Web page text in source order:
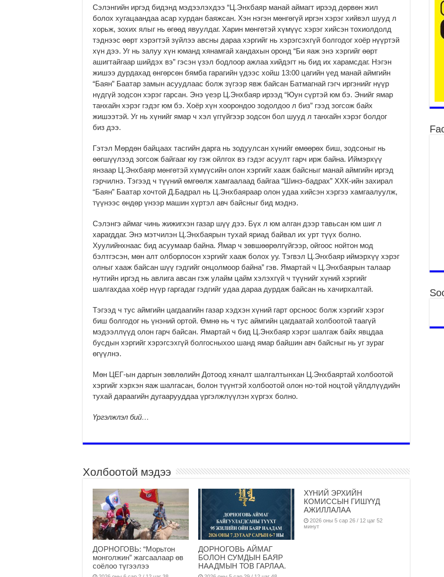
Сэлэнгийн иргэд бидэнд мэдээлэхдээ “Ц.Энхбаяр манай аймагт ирээд дөрвөн жил
болох хугацаандаа асар хурдан баяжсан. Хэн нэгэн мөнгөгүй иргэн хэрэг хийвэл шууд л
хорьж, зохих ялыг нь өгөөд явуулдаг. Харин мөнгөтэй хүмүүс хэрэг хийсэн тохиолдолд
тэднээс өөрт хэрэгтэй зүйлээ авсны дараа хэргийг нь хэрэгсэхгүй болгодог хоёр нүүртэй
хүн дээ. Уг нь залуу хүн юманд хянамгай хандахын оронд “Би яаж энэ хэргийг өөрт
ашигтайгаар шийдэх вэ” гэсэн үзэл бодлоор ажлаа хийдэгт нь бид их харамсдаг. Нэгэн
жишээ дурдахад өнгөр­сөн бямба гарагийн үдээс хойш 13:00 цагийн үед манай аймгийн
“Баян” Баатар замын асуудлаас болж зүгээр явж байсан Бат­магнай гэгч иргэнийг нүүр
нүдгүй зодсон хэрэг гарсан. Энэ үеэр Ц.Энхбаяр ирээд “Юун сүртэй юм бэ. Энийг ямар
танхайн хэрэг гэдэг юм бэ. Хоёр хүн хоорондоо зодолдоо л биз” гээд зогсож байх
жишээтэй. Уг нь хүнийг ямар ч хэл үггүйгээр зодсон бол шууд л танхайн хэрэг болдог
биз дээ.
Гэтэл Мөрдөн байцаах тасгийн дарга нь зодуулсан хүнийг өмөөрөх биш, зод­соныг нь
өөгшүүлээд зог­сож байгааг юу гэж ойлгох вэ гэдэг асуулт гарч ирж байна. Иймэрхүү
янзаар Ц.Энхбаяр мөнгөтэй хүмүүсийн олон хэргийг хааж байсныг манай айм­гийн иргэд
гэрчилнэ. Тэ­гээд ч түүний өмгөөлж хам­гаалаад байгаа “Шинэ-бадрах” ХХК-ийн захирал
“Баян” Баатар хочтой Д.Бадрал нь Ц.Энхбаяраар олон удаа хийсэн хэргээ хамгаалуулж,
түүнээс өндөр үнээр машин хүртэл авч байсныг бид мэднэ.
Сэлэнгэ аймаг чинь жижигхэн газар шүү дээ. Бүх л юм алган дээр тавьсан юм шиг л
харагддаг. Энэ мэтчилэн Ц.Энхбаярын тухай яриад байвал их урт түүх болно.
Хуулийнхнаас бид асуумаар байна. Ямар ч зөвшөөрөлгүйгээр, ойгоос нойтон мод
бэлтгэсэн, мөн алт олборлосон хэргийг хааж болох уу. Тэгвэл Ц.Энх­баяр иймэрхүү хэрэг
олныг хааж байсан шүү гэдгийг онцолмоор байна” гэв. Ямар­тай ч Ц.Энхбаярын та­лаар
нутгийн иргэд нь авлига авсан гэж улайм цайм хэлэхгүй ч түүнийг хүний хэргийг
шалгахдаа хоёр нүүр гаргадаг гэдгийг удаа дараа дурдаж байсан нь хачирхалтай.
Тэгээд ч тус аймгийн цагдаагийн газар хэдхэн хүний гарт орсноос болж хэргийг хэрэг
биш болгодог нь үнэний ортой. Өмнө нь ч тус аймгийн цагдаатай холбоотой таагүй
мэдээллүүд олон гарч байсан. Ямартай ч бид Ц.Энхбаяр хэрэг шалгаж байх явцдаа
бусдын хэргийг хэрэгсэхгүй болгосныхоо шанд ямар байшин авч байсныг нь уг зураг
өгүүлнэ.
Мөн ЦЕГ-ын даргын зөвлөлийн Дотоод хяналт шалгалтынхан Ц.Энхбаяр­тай холбоотой
хэр­гийг хэр­хэн яаж шал­гасан, болон түүнтэй хол­боо­той олон но-той ноц­той үйлд­лүү­дийн
тухай дараа­гийн дугаарууддаа үргэлж­лүүлэн хүргэх болно.
Үргэлжлэл бий…
Холбоотой мэдээ
ДОРНОГОВЬ: “Морьтон
монголжин” жагсаалаар өв
соёлоо түгээлээ
ДОРНОГОВЬ АЙМАГ
БОЛОН СУМДЫН БАЯР
НААДМЫН ТОВ ГАРЛАА.
ХҮНИЙ ЭРХИЙН
КОМИССЫН ГИШҮҮД
АЖИЛЛАЛАА
2026 оны 5 сар 26 / 12 цаг 52
минут